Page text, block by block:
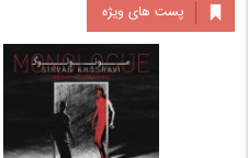
پست های ویژه